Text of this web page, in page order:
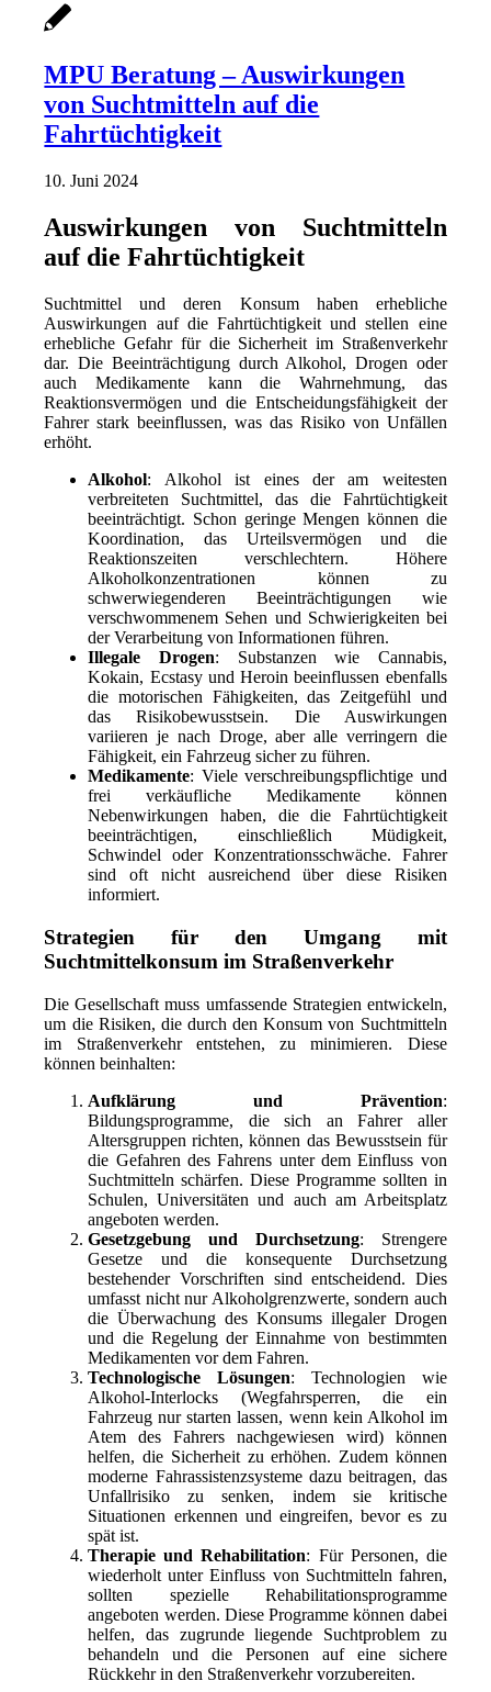
MPU Beratung – Auswirkungen
von Suchtmitteln auf die
Fahrtüchtigkeit
10. Juni 2024
Auswirkungen von Suchtmitteln
auf die Fahrtüchtigkeit
Suchtmittel und deren Konsum haben erhebliche
Auswirkungen auf die Fahrtüchtigkeit und stellen eine
erhebliche Gefahr für die Sicherheit im Straßenverkehr
dar. Die Beeinträchtigung durch Alkohol, Drogen oder
auch Medikamente kann die Wahrnehmung, das
Reaktionsvermögen und die Entscheidungsfähigkeit der
Fahrer stark beeinflussen, was das Risiko von Unfällen
erhöht.
Alkohol: Alkohol ist eines der am weitesten
verbreiteten Suchtmittel, das die Fahrtüchtigkeit
beeinträchtigt. Schon geringe Mengen können die
Koordination, das Urteilsvermögen und die
Reaktionszeiten verschlechtern. Höhere
Alkoholkonzentrationen können zu
schwerwiegenderen Beeinträchtigungen wie
verschwommenem Sehen und Schwierigkeiten bei
der Verarbeitung von Informationen führen.
Illegale Drogen: Substanzen wie Cannabis,
Kokain, Ecstasy und Heroin beeinflussen ebenfalls
die motorischen Fähigkeiten, das Zeitgefühl und
das Risikobewusstsein. Die Auswirkungen
variieren je nach Droge, aber alle verringern die
Fähigkeit, ein Fahrzeug sicher zu führen.
Medikamente: Viele verschreibungspflichtige und
frei verkäufliche Medikamente können
Nebenwirkungen haben, die die Fahrtüchtigkeit
beeinträchtigen, einschließlich Müdigkeit,
Schwindel oder Konzentrationsschwäche. Fahrer
sind oft nicht ausreichend über diese Risiken
informiert.
Strategien für den Umgang mit
Suchtmittelkonsum im Straßenverkehr
Die Gesellschaft muss umfassende Strategien entwickeln,
um die Risiken, die durch den Konsum von Suchtmitteln
im Straßenverkehr entstehen, zu minimieren. Diese
können beinhalten:
Aufklärung und Prävention:
Bildungsprogramme, die sich an Fahrer aller
Altersgruppen richten, können das Bewusstsein für
die Gefahren des Fahrens unter dem Einfluss von
Suchtmitteln schärfen. Diese Programme sollten in
Schulen, Universitäten und auch am Arbeitsplatz
angeboten werden.
Gesetzgebung und Durchsetzung: Strengere
Gesetze und die konsequente Durchsetzung
bestehender Vorschriften sind entscheidend. Dies
umfasst nicht nur Alkoholgrenzwerte, sondern auch
die Überwachung des Konsums illegaler Drogen
und die Regelung der Einnahme von bestimmten
Medikamenten vor dem Fahren.
Technologische Lösungen: Technologien wie
Alkohol-Interlocks (Wegfahrsperren, die ein
Fahrzeug nur starten lassen, wenn kein Alkohol im
Atem des Fahrers nachgewiesen wird) können
helfen, die Sicherheit zu erhöhen. Zudem können
moderne Fahrassistenzsysteme dazu beitragen, das
Unfallrisiko zu senken, indem sie kritische
Situationen erkennen und eingreifen, bevor es zu
spät ist.
Therapie und Rehabilitation: Für Personen, die
wiederholt unter Einfluss von Suchtmitteln fahren,
sollten spezielle Rehabilitationsprogramme
angeboten werden. Diese Programme können dabei
helfen, das zugrunde liegende Suchtproblem zu
behandeln und die Personen auf eine sichere
Rückkehr in den Straßenverkehr vorzubereiten.